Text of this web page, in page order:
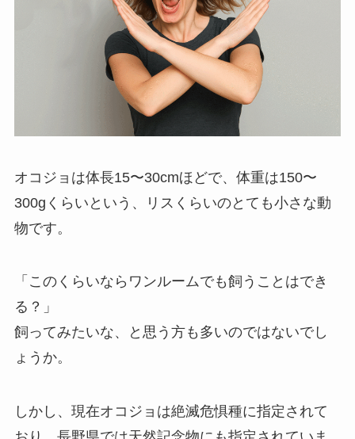
オコジョは体長15〜30cmほどで、体重は150〜
300gくらいという、リスくらいのとても小さな動
物です。
「このくらいならワンルームでも飼うことはでき
る？」
飼ってみたいな、と思う方も多いのではないでし
ょうか。
しかし、現在オコジョは絶滅危惧種に指定されて